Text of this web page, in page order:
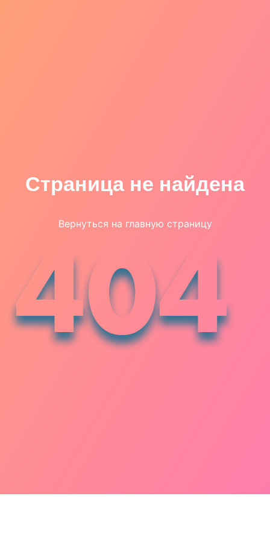
Страница не найдена
Вернуться на главную страницу